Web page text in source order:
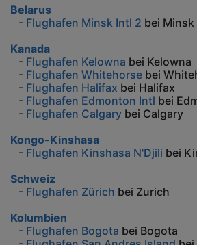
Belarus
- Flughafen Minsk Intl 2 bei Minsk
Kanada
- Flughafen Kelowna bei Kelowna
- Flughafen Whitehorse bei
- Flughafen Halifax bei Halifax
- Flughafen Edmonton Intl bei
- Flughafen Calgary bei Calgary
Kongo-Kinshasa
- Flughafen Kinshasa N'Djili bei
Schweiz
- Flughafen Zürich bei Zurich
Kolumbien
- Flughafen Bogota bei Bogota